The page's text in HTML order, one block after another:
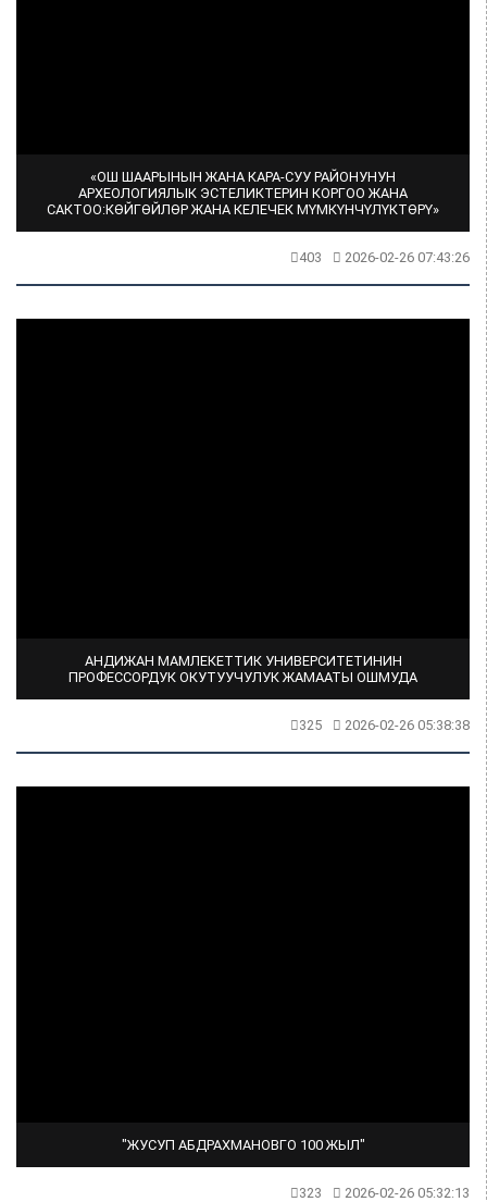
«ОШ ШААРЫНЫН ЖАНА КАРА-СУУ РАЙОНУНУН
АРХЕОЛОГИЯЛЫК ЭСТЕЛИКТЕРИН КОРГОО ЖАНА
САКТОО:КӨЙГӨЙЛӨР ЖАНА КЕЛЕЧЕК МҮМКҮНЧҮЛҮКТӨРҮ»
403 2026-02-26 07:43:26
АНДИЖАН МАМЛЕКЕТТИК УНИВЕРСИТЕТИНИН
ПРОФЕССОРДУК ОКУТУУЧУЛУК ЖАМААТЫ ОШМУДА
325 2026-02-26 05:38:38
"ЖУСУП АБДРАХМАНОВГО 100 ЖЫЛ"
323 2026-02-26 05:32:13